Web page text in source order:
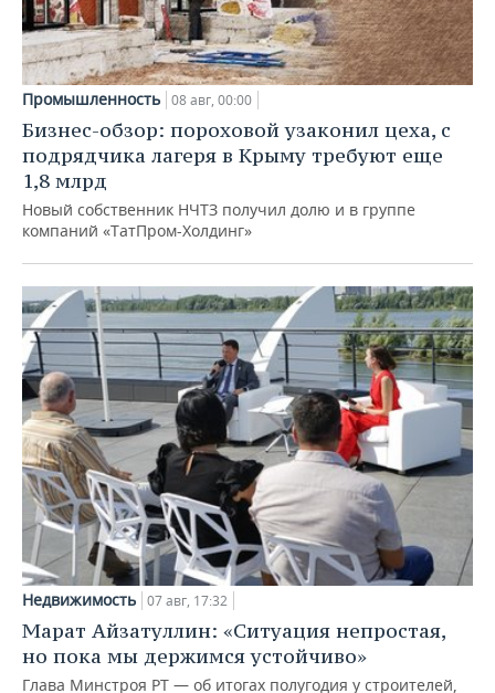
Промышленность 08 авг, 00:00
Бизнес-обзор: пороховой узаконил цеха, с
подрядчика лагеря в Крыму требуют еще
1,8 млрд
Новый собственник НЧТЗ получил долю и в группе
компаний «ТатПром-Холдинг»
Недвижимость 07 авг, 17:32
Марат Айзатуллин: «Ситуация непростая,
но пока мы держимся устойчиво»
Глава Минстроя РТ — об итогах полугодия у строителей,